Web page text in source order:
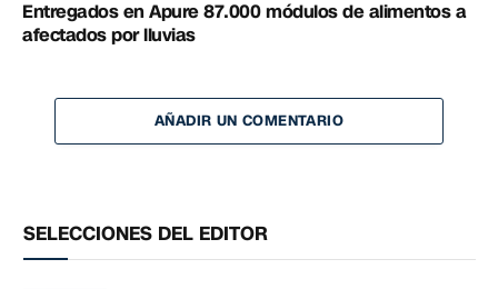
Entregados en Apure 87.000 módulos de alimentos a
afectados por lluvias
AÑADIR UN COMENTARIO
SELECCIONES DEL EDITOR